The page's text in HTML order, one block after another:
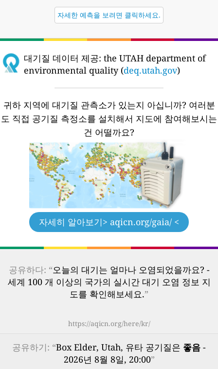
자세한 예측을 보려면 클릭하세요.
대기질 데이터 제공: the UTAH department of
environmental quality (deq.utah.gov)
귀하 지역에 대기질 관측소가 있는지 아십니까? 여러분
도 직접 공기질 측정소를 설치해서 지도에 참여해보시는
건 어떨까요?
자세히 알아보기> aqicn.org/gaia/ <
공유하다: “오늘의 대기는 얼마나 오염되었을까요? -
세계 100 개 이상의 국가의 실시간 대기 오염 정보 지
도를 확인해보세요.”
https://aqicn.org/here/kr/
공유하기: “Box Elder, Utah, 유타 공기질은 좋음 -
2026년 8월 8일, 20:00”